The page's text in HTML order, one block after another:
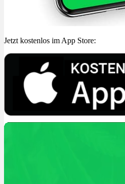
Jetzt kostenlos im App Store: